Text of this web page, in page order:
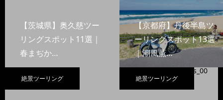
【茨城県】奥久慈ツー
リングスポット11選｜
春まぢか…
【京都府】丹後半島ツ
ーリングスポット13選
｜潮風薫…
絶景ツーリング 絶景ツーリング